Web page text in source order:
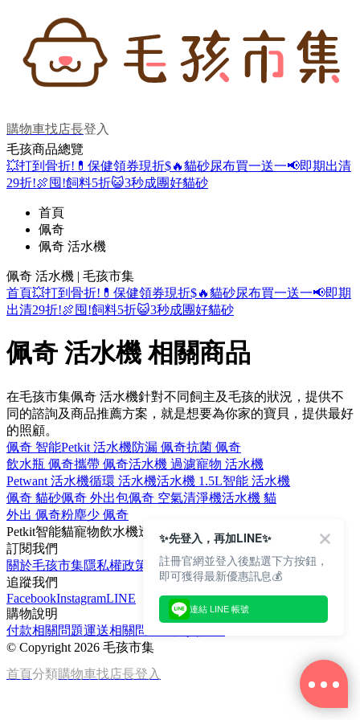
購物車找店長登入
毛孩商品總覽
💥打到骨折! 💊保健領券現折$🔥貓砂尿布買一送一📢即期出清
29折!🍖囤!飼料5折😺3秒成團好貓砂
首頁
佩奇
佩奇 活水機
佩奇 活水機 | 毛孩市集
首頁💥打到骨折! 💊保健領券現折$🔥貓砂尿布買一送一📢即期
出清29折!🍖囤!飼料5折😺3秒成團好貓砂
佩奇 活水機 相關商品
在毛孩市集佩奇 活水機針對不同飼主及毛孩的狀況，提供不
同的諮詢及商品推薦方案，就是想要為你家的寶貝，提供最好
的照顧。
佩奇 智能Petkit 活水機防漏 佩奇抗菌 佩奇
飲水瓶 佩奇攜帶 佩奇活水機 過濾寵物 活水機
Petwant 活水機循環 活水機活水機 1.5L智能 活水機
佩奇 貓砂佩奇 外出包佩奇 空氣清淨機活水機 貓
外出 佩奇粉塵少 佩奇
Petkit智能貓寵物飲水機透明
訂閱我們
關於毛孩市集隱私權政策
文章
追蹤我們
FacebookInstagramLINE
購物說明
付款相關問題運送相關問題
© Copyright 2026 毛孩市集
首頁分類購物車找店長登入
✨先登入，再加LINE✨
註冊官網並登入後點選下方按鈕，
即可獲得最新優惠訊息💰
連結 LINE 帳號